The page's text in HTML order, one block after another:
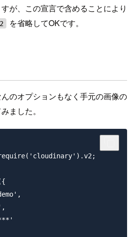
が、この宣言で含めることにより
を省略してOKです。
のオプションもなく手元の画像の
ました。